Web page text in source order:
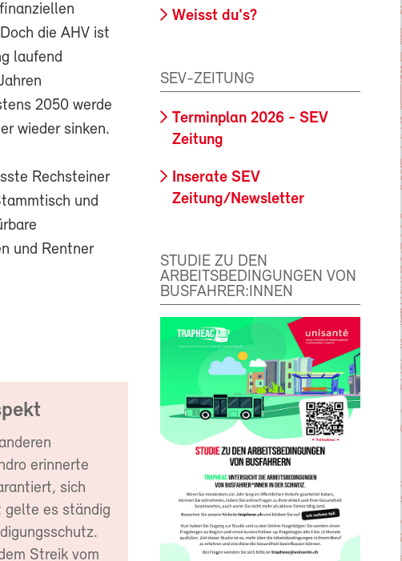
die AHV ist
laufend
2050 werde
wieder sinken.
Rechsteiner
und
und Rentner
erinnerte
sich
gelte es ständig
Streik vom
Weisst du's?
SEV-ZEITUNG
Terminplan 2026 - SEV
Zeitung
Inserate SEV
Zeitung/Newsletter
STUDIE ZU DEN
ARBEITSBEDINGUNGEN VON
BUSFAHRER:INNEN